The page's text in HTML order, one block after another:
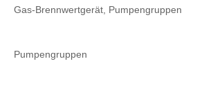
Gas-Brennwertgerät, Pumpengruppen
Pumpengruppen